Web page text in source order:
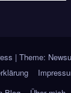
| Theme: